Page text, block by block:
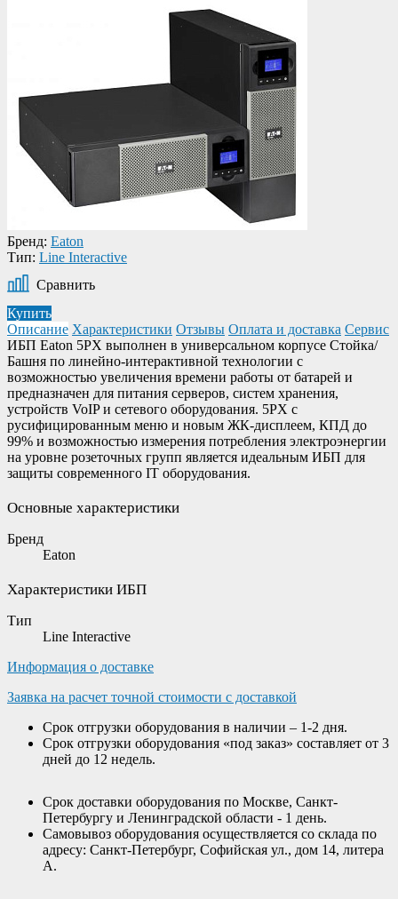
Бренд: Eaton
Тип: Line Interactive
Сравнить
Купить
Описание Характеристики Отзывы Оплата и доставка Сервис
ИБП Eaton 5PX выполнен в универсальном корпусе Стойка/
Башня по линейно-интерактивной технологии с
возможностью увеличения времени работы от батарей и
предназначен для питания серверов, систем хранения,
устройств VoIP и сетевого оборудования. 5PX с
русифицированным меню и новым ЖК-дисплеем, КПД до
99% и возможностью измерения потребления электроэнергии
на уровне розеточных групп является идеальным ИБП для
защиты современного IT оборудования.
Основные характеристики
Бренд
Eaton
Характеристики ИБП
Тип
Line Interactive
Информация о доставке
Заявка на расчет точной стоимости с доставкой
Срок отгрузки оборудования в наличии – 1-2 дня.
Срок отгрузки оборудования «под заказ» составляет от 3
дней до 12 недель.
Срок доставки оборудования по Москве, Санкт-
Петербургу и Ленинградской области - 1 день.
Самовывоз оборудования осуществляется со склада по
адресу: Санкт-Петербург, Софийская ул., дом 14, литера
А.